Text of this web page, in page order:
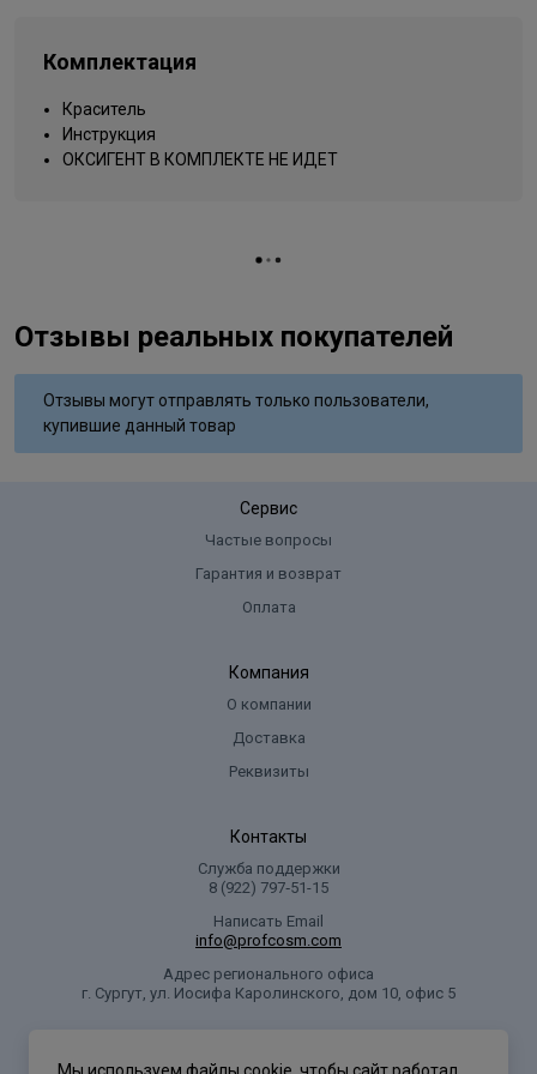
Упаковка товара
Комплектация
Краситель
Инструкция
ОКСИГЕНТ В КОМПЛЕКТЕ НЕ ИДЕТ
Отзывы реальных покупателей
Отзывы могут отправлять только пользователи,
купившие данный товар
Сервис
Частые вопросы
Гарантия и возврат
Оплата
Компания
О компании
Доставка
Реквизиты
Контакты
Служба поддержки
8 (922) 797‑51-15
Написать Email
info@profcosm.com
Адрес регионального офиса
г. Сургут, ул. Иосифа Каролинского, дом 10, офис 5